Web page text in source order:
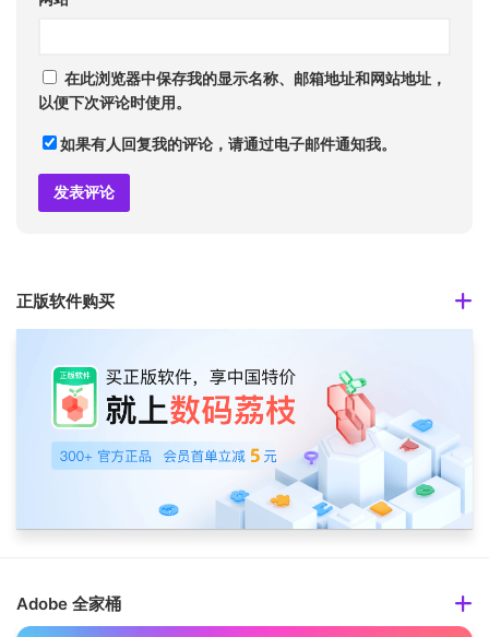
在此浏览器中保存我的显示名称、邮箱地址和网站地址，
以便下次评论时使用。
如果有人回复我的评论，请通过电子邮件通知我。
正版软件购买
Adobe 全家桶